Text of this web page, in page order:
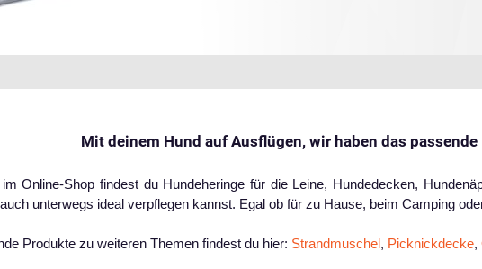
Mit deinem Hund auf Ausflügen, wir haben das
Online-Shop findest du Hundeheringe für die Leine, Hundedecken,
unterwegs ideal verpflegen kannst. Egal ob für zu Hause, beim Camping
Produkte zu weiteren Themen findest du hier: Strandmuschel, Picknickdecke,